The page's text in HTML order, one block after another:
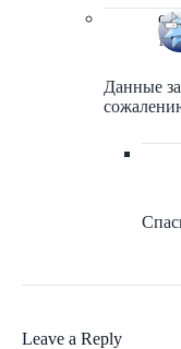
10/
Данные
Leave a Reply